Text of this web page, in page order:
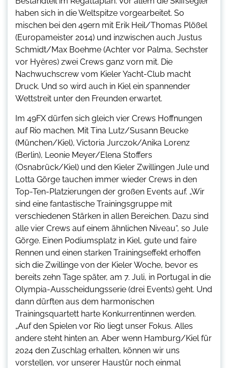
haben sich in die Weltspitze vorgearbeitet. So
mischen bei den 49ern mit Erik Heil/Thomas Plößel
(Europameister 2014) und inzwischen auch Justus
Schmidt/Max Boehme (Achter vor Palma, Sechster
vor Hyères) zwei Crews ganz vorn mit. Die
Nachwuchscrew vom Kieler Yacht-Club macht
Druck. Und so wird auch in Kiel ein spannender
Wettstreit unter den Freunden erwartet.
Im 49FX dürfen sich gleich vier Crews Hoffnungen
auf Rio machen. Mit Tina Lutz/Susann Beucke
(München/Kiel), Victoria Jurczok/Anika Lorenz
(Berlin), Leonie Meyer/Elena Stoffers
(Osnabrück/Kiel) und den Kieler Zwillingen Jule und
Lotta Görge tauchen immer wieder Crews in den
Top-Ten-Platzierungen der großen Events auf. „Wir
sind eine fantastische Trainingsgruppe mit
verschiedenen Stärken in allen Bereichen. Dazu sind
alle vier Crews auf einem ähnlichen Niveau“, so Jule
Görge. Einen Podiumsplatz in Kiel, gute und faire
Rennen und einen starken Trainingseffekt erhoffen
sich die Zwillinge von der Kieler Woche, bevor es
bereits zehn Tage später, am 7. Juli, in Portugal in die
Olympia-Ausscheidungsserie (drei Events) geht. Und
dann dürften aus dem harmonischen
Trainingsquartett harte Konkurrentinnen werden.
„Auf den Spielen vor Rio liegt unser Fokus. Alles
andere steht hinten an. Aber wenn Hamburg/Kiel für
2024 den Zuschlag erhalten, können wir uns
vorstellen, vor unserer Haustür noch einmal